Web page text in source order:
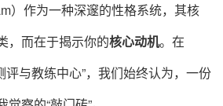
）作为一种深邃的性格系统，其核
，而在于揭示你的核心动机。在
评与教练中心”，我们始终认为，一份